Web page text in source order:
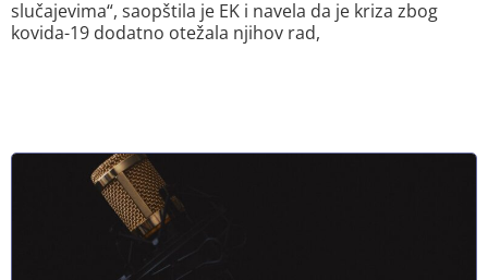
slučajevima“, saopštila je EK i navela da je kriza zbog
kovida-19 dodatno otežala njihov rad,